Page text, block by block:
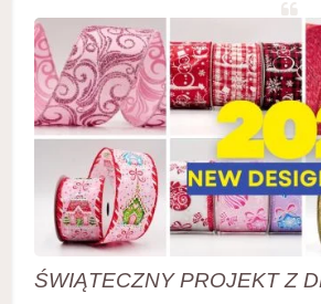
ŚWIĄTECZNY PROJEKT Z